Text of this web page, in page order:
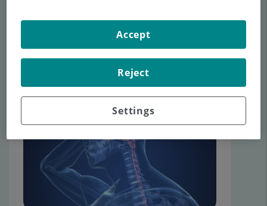
Artículos de Neurología
Settings
Reject
Accept